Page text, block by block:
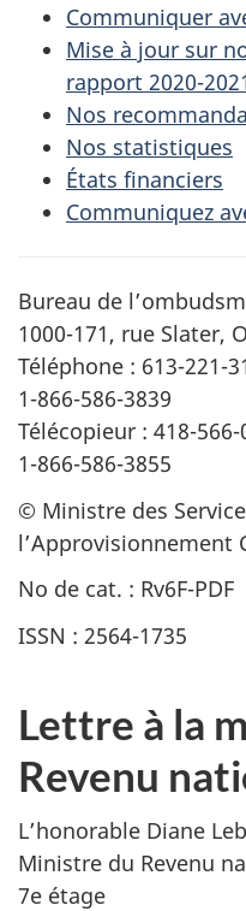
Communiquer
Mise à jour sur
rapport 2020-
Nos
Nos statistiques
États financiers
Communiquez
Bureau de
1000-171, rue Slater,
Téléphone : 613-221-
1-866-586-3839
Télécopieur : 418-
1-866-586-3855
© Ministre des
l’Approvisionnement
No de cat. : Rv6F-PDF
ISSN : 2564-1735
Lettre à la
Revenu
L’honorable Diane
Ministre du Revenu
7e étage